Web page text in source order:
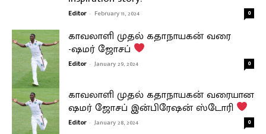
Editor - February 11, 2024 0
காவலாளி முதல் கதாநாயகன் வரை
-ஷமர் ஜோசப்
Editor - January 29, 2024 0
காவலாளி முதல் கதாநாயகன் வரையான
ஷமர் ஜோசப் இன்பிரேஷன் ஸ்டோரி
Editor - January 28, 2024 0